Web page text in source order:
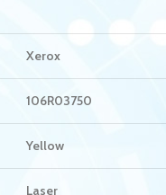
Xerox
106R03750
Yellow
Laser